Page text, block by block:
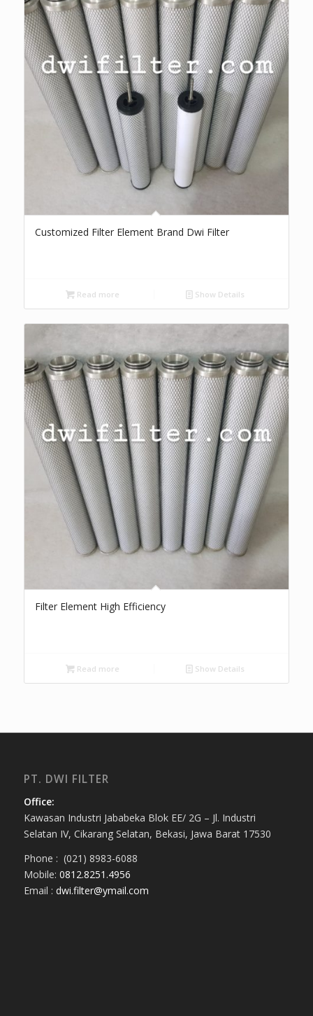
Customized Filter Element Brand Dwi Filter
Read more Show Details
Filter Element High Efficiency
Read more Show Details
PT. DWI FILTER
Office:
Kawasan Industri Jababeka Blok EE/ 2G – Jl. Industri
Selatan IV, Cikarang Selatan, Bekasi, Jawa Barat 17530
Phone : (021) 8983-6088
Mobile: 0812.8251.4956
Email : dwi.filter@ymail.com